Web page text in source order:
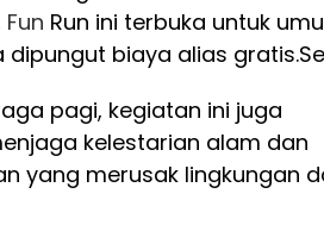
Fun Run ini terbuka untuk
biaya alias gratis.
pagi, kegiatan ini juga
kelestarian alam dan
yang merusak lingkungan